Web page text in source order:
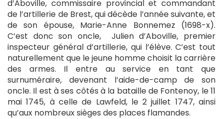
d’Aboville, commissaire provincial et commandant
de l’artillerie de Brest, qui décède l’année suivante, et
de son épouse, Marie-Anne Bonnemez (1698-x).
C’est donc son oncle, Julien d’Aboville, premier
inspecteur général d’artillerie, qui l’élève. C’est tout
naturellement que le jeune homme choisit la carrière
des armes. Il entre au service en tant que
surnuméraire, devenant l’aide-de-camp de son
oncle. Il est à ses côtés à la bataille de Fontenoy, le 11
mai 1745, à celle de Lawfeld, le 2 juillet 1747, ainsi
qu’aux nombreux sièges des places flamandes.